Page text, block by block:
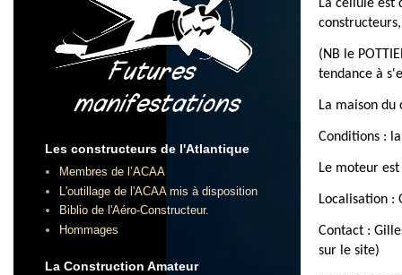
La cellule est
(NB le
tendance à
La maison
Conditions :
Le moteur
Localisation :
Contact :
sur le site)
Les constructeurs de l'Atlantique
Membres de l’ACAA
L'outillage de l'ACAA mis à disposition
Biblio de l'Aéro-Constructeur.
Hommages
La Construction Amateur